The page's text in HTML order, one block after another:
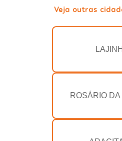
Veja outras
ROSÁRIO